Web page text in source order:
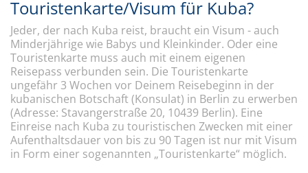
Touristenkarte/Visum für Kuba?
Jeder, der nach Kuba reist, braucht ein Visum - auch
Minderjährige wie Babys und Kleinkinder. Oder eine
Touristenkarte muss auch mit einem eigenen
Reisepass verbunden sein. Die Touristenkarte
ungefähr 3 Wochen vor Deinem Reisebeginn in der
kubanischen Botschaft (Konsulat) in Berlin zu erwerben
(Adresse: Stavangerstraße 20, 10439 Berlin). Eine
Einreise nach Kuba zu touristischen Zwecken mit einer
Aufenthaltsdauer von bis zu 90 Tagen ist nur mit Visum
in Form einer sogenannten „Touristenkarte“ möglich.